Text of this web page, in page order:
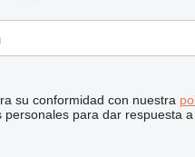
su conformidad con nuestra
para dar respuesta a